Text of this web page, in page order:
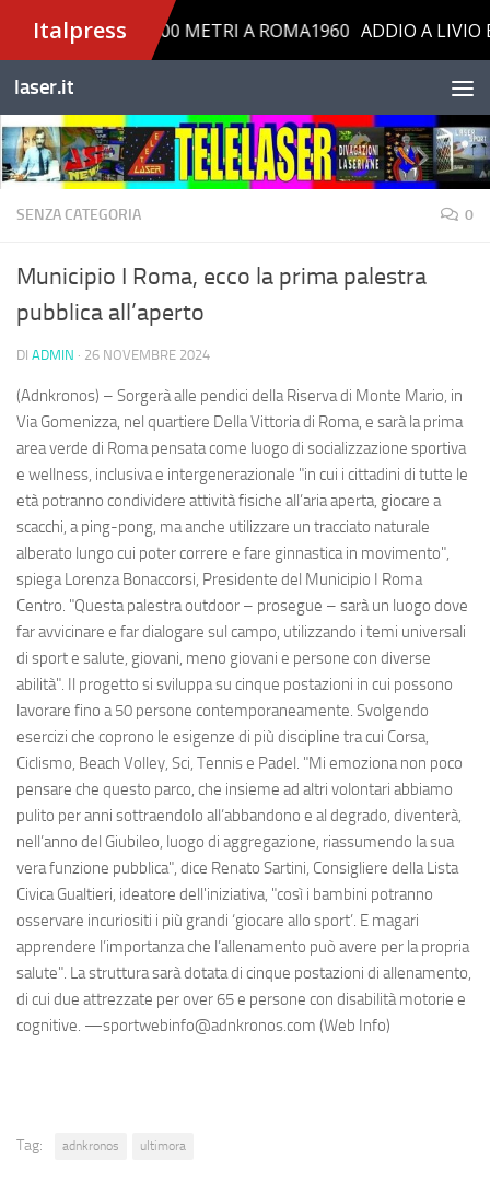
Salta al contenuto
laser.it
SENZA CATEGORIA 0
Municipio I Roma, ecco la prima palestra
pubblica all’aperto
DI ADMIN · 26 NOVEMBRE 2024
(Adnkronos) – Sorgerà alle pendici della Riserva di Monte Mario, in
Via Gomenizza, nel quartiere Della Vittoria di Roma, e sarà la prima
area verde di Roma pensata come luogo di socializzazione sportiva
e wellness, inclusiva e intergenerazionale "in cui i cittadini di tutte le
età potranno condividere attività fisiche all’aria aperta, giocare a
scacchi, a ping-pong, ma anche utilizzare un tracciato naturale
alberato lungo cui poter correre e fare ginnastica in movimento",
spiega Lorenza Bonaccorsi, Presidente del Municipio I Roma
Centro. "Questa palestra outdoor – prosegue – sarà un luogo dove
far avvicinare e far dialogare sul campo, utilizzando i temi universali
di sport e salute, giovani, meno giovani e persone con diverse
abilità". Il progetto si sviluppa su cinque postazioni in cui possono
lavorare fino a 50 persone contemporaneamente. Svolgendo
esercizi che coprono le esigenze di più discipline tra cui Corsa,
Ciclismo, Beach Volley, Sci, Tennis e Padel. "Mi emoziona non poco
pensare che questo parco, che insieme ad altri volontari abbiamo
pulito per anni sottraendolo all’abbandono e al degrado, diventerà,
nell’anno del Giubileo, luogo di aggregazione, riassumendo la sua
vera funzione pubblica", dice Renato Sartini, Consigliere della Lista
Civica Gualtieri, ideatore dell'iniziativa, "così i bambini potranno
osservare incuriositi i più grandi ‘giocare allo sport’. E magari
apprendere l’importanza che l’allenamento può avere per la propria
salute". La struttura sarà dotata di cinque postazioni di allenamento,
di cui due attrezzate per over 65 e persone con disabilità motorie e
cognitive. —sportwebinfo@adnkronos.com (Web Info)
Tag: adnkronos ultimora